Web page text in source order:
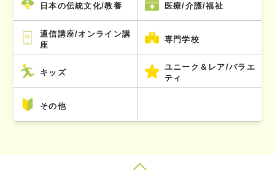
日本の伝統文化/教養 医療/介護/福祉
通信講座/オンライン講
座
専門学校
キッズ
ユニーク＆レア/バラエ
ティ
その他